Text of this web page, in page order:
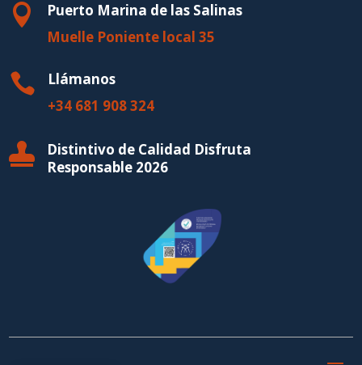

Puerto Marina de las Salinas
Muelle Poniente local 35

Llámanos
+34 681 908 324

Distintivo de Calidad Disfruta
Responsable 2026